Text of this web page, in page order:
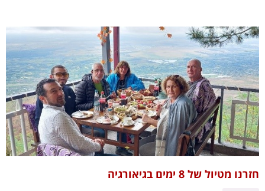
חזרנו מטיול של 8 ימים בגיאורגיה